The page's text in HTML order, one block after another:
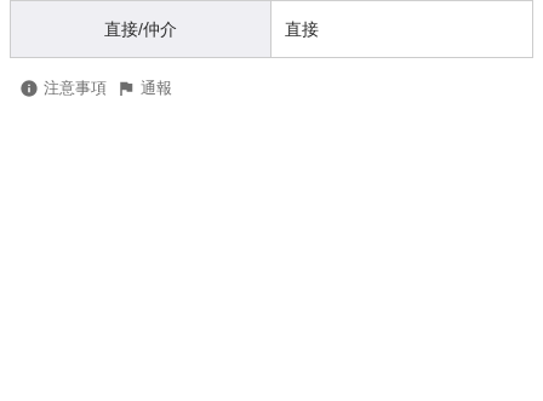
直接/仲介 直接
注意事項 通報